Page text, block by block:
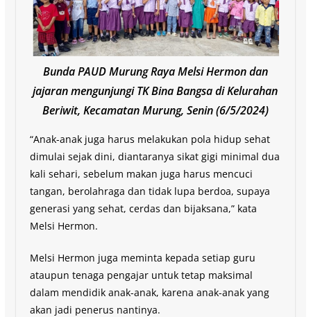
Bunda PAUD Murung Raya Melsi Hermon dan
jajaran mengunjungi TK Bina Bangsa di Kelurahan
Beriwit, Kecamatan Murung, Senin (6/5/2024)
“Anak-anak juga harus melakukan pola hidup sehat
dimulai sejak dini, diantaranya sikat gigi minimal dua
kali sehari, sebelum makan juga harus mencuci
tangan, berolahraga dan tidak lupa berdoa, supaya
generasi yang sehat, cerdas dan bijaksana,” kata
Melsi Hermon.
Melsi Hermon juga meminta kepada setiap guru
ataupun tenaga pengajar untuk tetap maksimal
dalam mendidik anak-anak, karena anak-anak yang
akan jadi penerus nantinya.